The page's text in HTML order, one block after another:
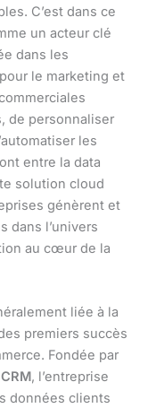
C’est dans ce
un acteur clé
dans les
le marketing et
de personnaliser
les
entre la data
solution cloud
génèrent et
dans l’univers
au cœur de la
liée à la
premiers succès
Fondée par
CRM, l’entreprise
données clients